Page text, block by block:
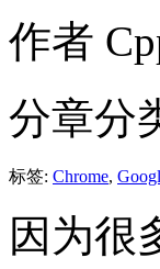
作者
分章分
标签: Chrome,
因为很